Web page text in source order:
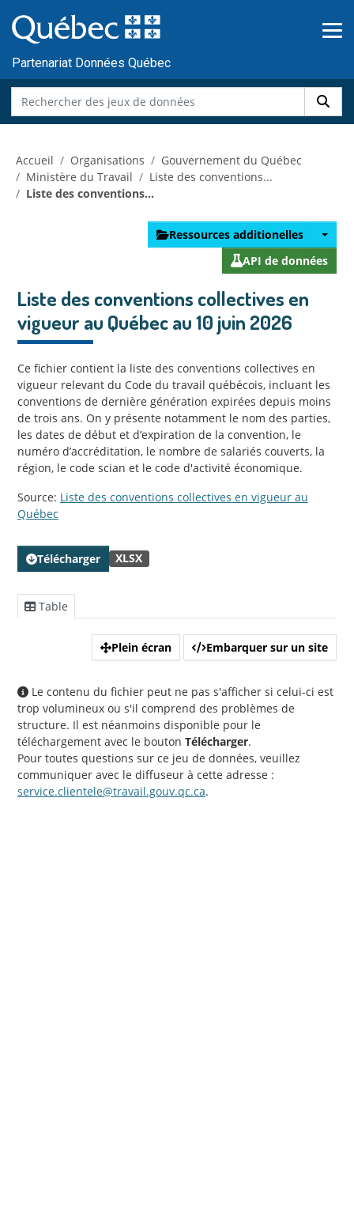
au
contenu
Partenariat Données Québec
Accueil Organisations
Gouvernement du Québec
Ministère du Travail
Liste des conventions...
Liste des conventions...
Ressources additionelles
API de données
Liste des conventions collectives en
vigueur au Québec au 10 juin 2026
Ce fichier contient la liste des conventions collectives en
vigueur relevant du Code du travail québécois, incluant les
conventions de dernière génération expirées depuis moins
de trois ans. On y présente notamment le nom des parties,
les dates de début et d’expiration de la convention, le
numéro d’accréditation, le nombre de salariés couverts, la
région, le code scian et le code d'activité économique.
Source: Liste des conventions collectives en vigueur au
Québec
Télécharger XLSX
Table
Plein écran Embarquer sur un site
Le contenu du fichier peut ne pas s'afficher si celui-ci est
trop volumineux ou s'il comprend des problèmes de
structure. Il est néanmoins disponible pour le
téléchargement avec le bouton Télécharger.
Pour toutes questions sur ce jeu de données, veuillez
communiquer avec le diffuseur à cette adresse :
service.clientele@travail.gouv.qc.ca.